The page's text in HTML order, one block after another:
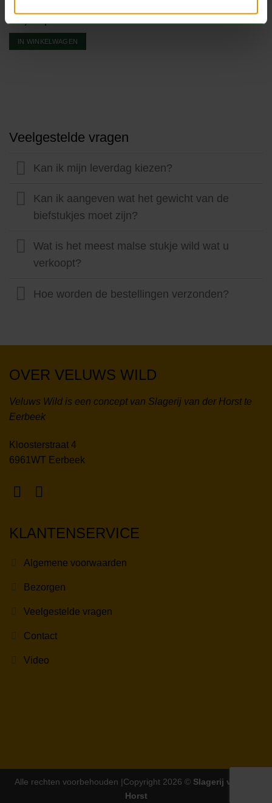
€4,40per stuk
IN WINKELWAGEN
Veelgestelde vragen
Kan ik mijn leverdag kiezen?
Kan ik aangeven wat het gewicht van de
biefstukjes moet zijn?
Wat is het meest malse stukje wild wat u
verkoopt?
Hoe worden de bestellingen verzonden?
OVER VELUWS WILD
Veluws Wild is een concept van Slagerij van der Horst te
Eerbeek
Kloosterstraat 4
6961WT Eerbeek
KLANTENSERVICE
Algemene voorwaarden
Bezorgen
Veelgestelde vragen
Contact
Video
Alle rechten voorbehouden |Copyright 2026 © Slagerij van der
Horst